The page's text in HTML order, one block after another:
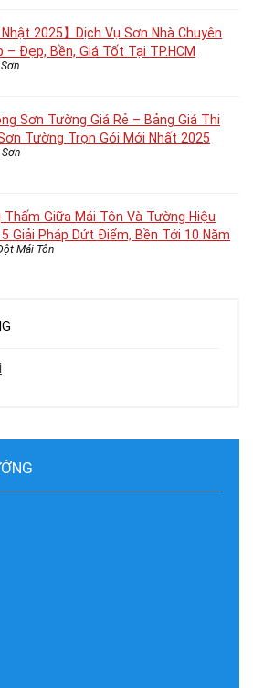
Nhật 2025】Dịch Vụ Sơn Nhà Chuyên
– Đẹp, Bền, Giá Tốt Tại TP.HCM
Sơn Tường Giá Rẻ – Bảng Giá Thi
Tường Trọn Gói Mới Nhất 2025
Thấm Giữa Mái Tôn Và Tường Hiệu
Giải Pháp Dứt Điểm, Bền Tới 10 Năm
Mái Tôn